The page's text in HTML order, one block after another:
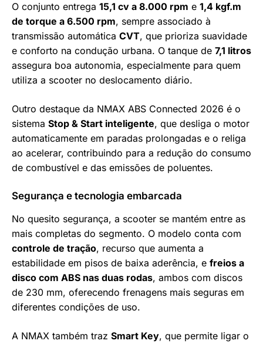
O conjunto entrega 15,1 cv a 8.000 rpm e 1,4 kgf.m
de torque a 6.500 rpm, sempre associado à
transmissão automática CVT, que prioriza suavidade
e conforto na condução urbana. O tanque de 7,1 litros
assegura boa autonomia, especialmente para quem
utiliza a scooter no deslocamento diário.
Outro destaque da NMAX ABS Connected 2026 é o
sistema Stop & Start inteligente, que desliga o motor
automaticamente em paradas prolongadas e o religa
ao acelerar, contribuindo para a redução do consumo
de combustível e das emissões de poluentes.
Segurança e tecnologia embarcada
No quesito segurança, a scooter se mantém entre as
mais completas do segmento. O modelo conta com
controle de tração, recurso que aumenta a
estabilidade em pisos de baixa aderência, e freios a
disco com ABS nas duas rodas, ambos com discos
de 230 mm, oferecendo frenagens mais seguras em
diferentes condições de uso.
A NMAX também traz Smart Key, que permite ligar o